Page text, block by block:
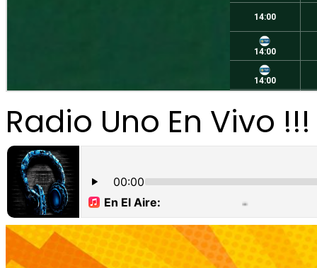
Radio Uno En Vivo !!!